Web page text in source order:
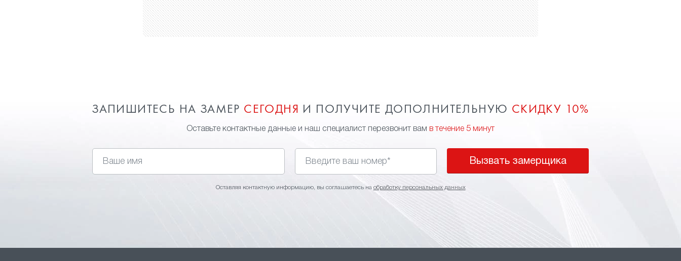
ЗАПИШИТЕСЬ НА ЗАМЕР СЕГОДНЯ И ПОЛУЧИТЕ ДОПОЛНИТЕЛЬНУЮ СКИДКУ 10%
Оставьте контактные данные и наш специалист перезвонит вам в течение 5 минут
Вызвать замерщика
Оставляя контактную информацию, вы соглашаетесь на обработку персональных данных